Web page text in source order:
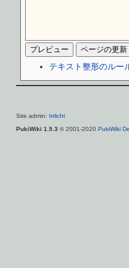
テキスト整形のルー
Site admin: Irrlicht
PukiWiki 1.5.3 © 2001-2020 PukiWiki